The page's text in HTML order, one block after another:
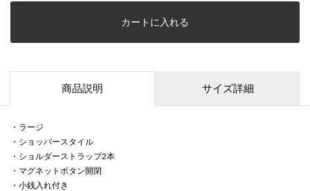
カートに入れる
商品説明 サイズ詳細
・ラージ
・ショッパースタイル
・ショルダーストラップ2本
・マグネットボタン開閉
・小銭入れ付き